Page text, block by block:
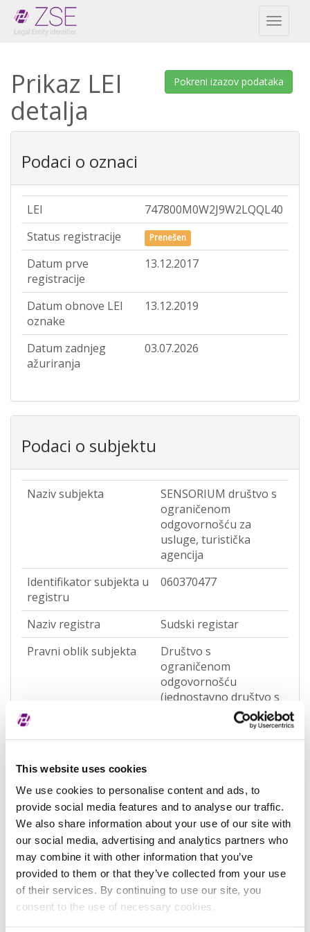
This website uses cookies
We use cookies to personalise content and ads, to
provide social media features and to analyse our traffic.
We also share information about your use of our site with
our social media, advertising and analytics partners who
may combine it with other information that you’ve
provided to them or that they’ve collected from your use
of their services. By continuing to use our site, you
consent to the use of necessary cookies.
Toggle
Pokreni izazov podataka
Prikaz LEI
detalja
Podaci o oznaci
LEI
747800M0W2J9W2LQQL40
Status registracije
Prenešen
Datum prve
registracije
13.12.2017
Datum obnove LEI
oznake
13.12.2019
Datum zadnjeg
ažuriranja
03.07.2026
Podaci o subjektu
Naziv subjekta
SENSORIUM društvo s
ograničenom
odgovornošću za
usluge, turistička
agencija
Identifikator subjekta u
registru
060370477
Naziv registra
Sudski registar
Pravni oblik subjekta
Društvo s
ograničenom
odgovornošću
(jednostavno društvo s
odgovornošću)
(OQWO)
Pravna nadležnost
Status subjekta
Aktivan
Vrsta subjekta
Općenita
Vezani subjekt
LEI vezanog subjekta
-
Potvrđeno kod
Sudski registar